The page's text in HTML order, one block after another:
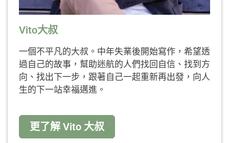
Vito大叔
一個不平凡的大叔。中年失業後開始寫作，希望透
過自己的故事，幫助迷航的人們找回自信、找到方
向、找出下一步，跟著自己一起重新再出發，向人
生的下一站幸福邁進。
更了解 Vito 大叔